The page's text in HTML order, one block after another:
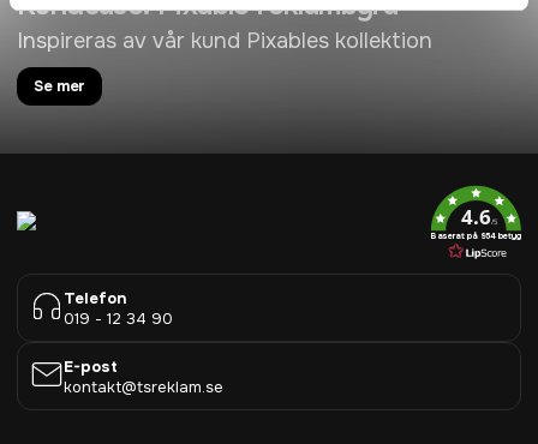
Inspireras av vår kund Pixables kollektion
Se mer
4.6/5
Baserat på 954 betyg
Telefon
019 - 12 34 90
E-post
kontakt@tsreklam.se